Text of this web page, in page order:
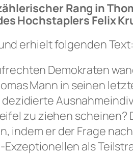
Rang in
Hochstaplers Felix
erhielt folgenden Text:
Demokraten
Mann in seinen
zu ziehen scheinen?
indem er der Frage
als